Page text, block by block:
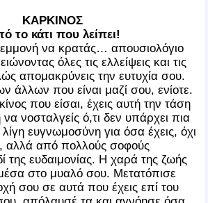
ΚΑΡΚΙΝΟΣ
το κάτι που λείπει!
να κρατάς… απουσιολόγιο
όλες τις ελλείψεις και τις
απομακρύνεις την ευτυχία σου.
άλλων που είναι μαζί σου, ενίοτε.
που είσαι, έχεις αυτή την τάση
να νοσταλγείς ό,τι δεν υπάρχει πια
ευγνωμοσύνη για όσα έχεις, όχι
αλλά από πολλούς σοφούς
της ευδαιμονίας. Η χαρά της ζωής
στο μυαλό σου. Μετατόπισε
σου σε αυτά που έχεις επί του